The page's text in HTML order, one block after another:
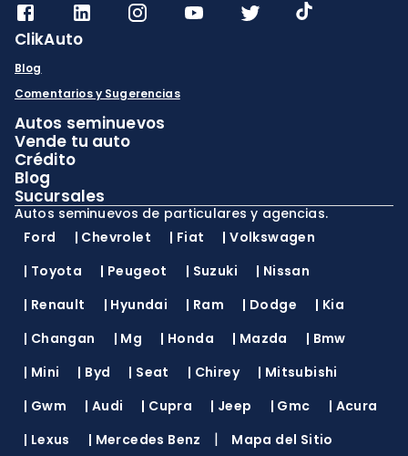
ClikAuto
Blog
Comentarios y Sugerencias
Autos seminuevos
Vende tu auto
Crédito
Blog
Sucursales
Autos seminuevos de particulares y agencias.
Ford
| Chevrolet | Fiat |Volkswagen
| Toyota | Peugeot | Suzuki | Nissan
| Renault | Hyundai | Ram | Dodge | Kia
| Changan | Mg | Honda | Mazda | Bmw
| Mini | Byd | Seat | Chirey | Mitsubishi
| Gwm | Audi | Cupra | Jeep | Gmc | Acura
| Lexus | Mercedes Benz | Mapa del Sitio